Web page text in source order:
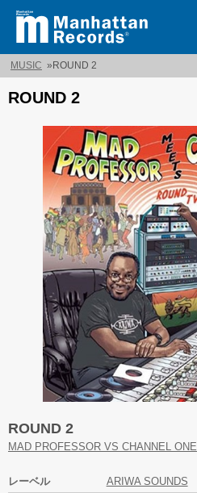
MUSIC » ROUND 2
ROUND 2
ROUND 2
MAD PROFESSOR VS CHANNEL ONE
レーベル
ARIWA SOUNDS